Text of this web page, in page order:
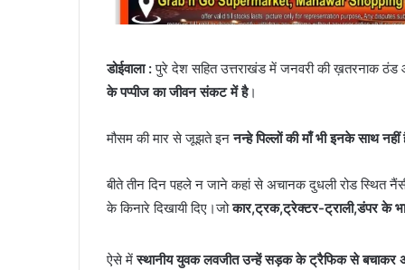
डोईवाला :पुरे देश सहित उत्तराखंड में जनवरी की ख़तरनाक ठंड
के पप्पीज का जीवन संकट में है।
मौसम की मार से जूझते इननन्हे पिल्लों की माँ भी इनके साथ
बीते तीन दिन पहले न जाने कहां से अचानक दुधली रोड स्थित
के किनारे दिखायी दिए।जोकार,ट्रक,ट्रेक्टर-ट्राली,डंपर के
ऐसे मेंस्थानीय युवक लवजीत उन्हें सड़क के ट्रैफिक से बचाकर